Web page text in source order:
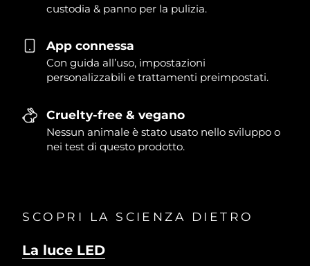
custodia & panno per la pulizia.
App connessa
Con guida all’uso, impostazioni
personalizzabili e trattamenti preimpostati.
Cruelty-free & vegano
Nessun animale è stato usato nello sviluppo o
nei test di questo prodotto.
SCOPRI LA SCIENZA DIETRO
La luce LED